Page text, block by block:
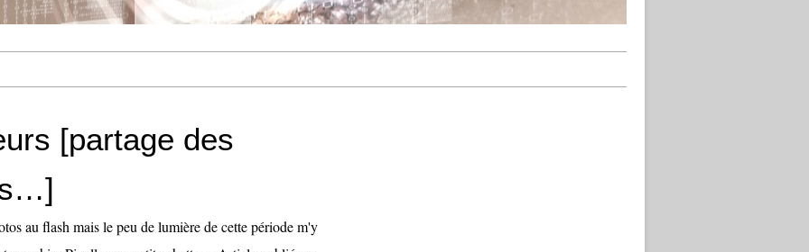
[partage des
au flash mais le peu de lumière de cette période m'y